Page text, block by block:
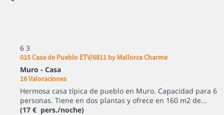
6 3
015 Casa de Pueblo ETV/6811 by Mallorca Charme
Muro - Casa
16 Valoraciones
Hermosa casa típica de pueblo en Muro. Capacidad para 6
personas. Tiene en dos plantas y ofrece en 160 m2 de...
(17 € pers./noche)